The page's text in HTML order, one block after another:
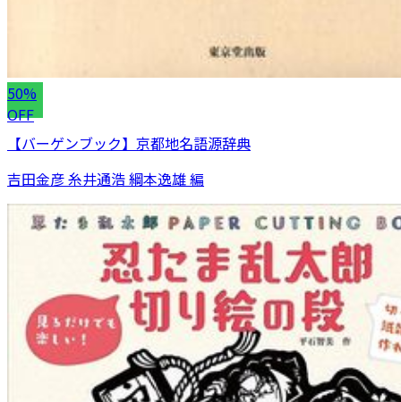
50%
OFF
【バーゲンブック】京都地名語源辞典
吉田金彦 糸井通浩 綱本逸雄 編